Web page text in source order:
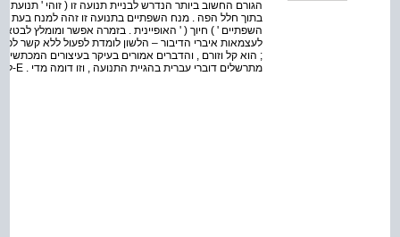
השפתיים ' ) חיוך ( ' האופיינית . בזמרה אפשר ומומלץ
; הוא קל וזורם , והדברים אמורים בעיקר בעיצורים
מתרשלים דוברי עברית בהגיית התנועה , וזו דומה מדי . E-ל לא אחת הוגים בעברית של ימינו ( בעיקר בפעלים בבנ...